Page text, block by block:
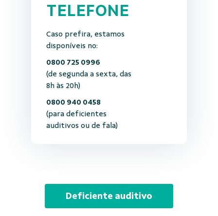
TELEFONE
Caso prefira, estamos
disponíveis no:
0800 725 0996
(de segunda a sexta, das
8h às 20h)
0800 940 0458
(para deficientes
auditivos ou de fala)
Deficiente auditivo